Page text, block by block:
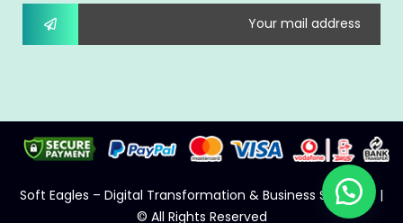
Soft Eagles – Digital Transformation & Business Solutions |
All Rights Reserved ©